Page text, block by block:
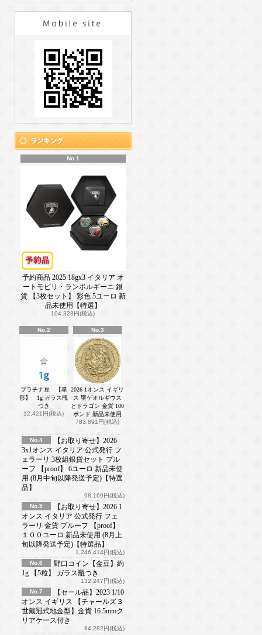
No.1
予約商品 2025 18gx3 イタリア オ
ートモビリ・ランボルギーニ 銀
貨 【3枚セット】 彩色 5ユーロ 新
品未使用【特選】
104,328円(税込)
No.2
プラチナ豆 【星
形】 1g ガラス瓶
つき
12,421円(税込)
No.3
2026 1オンス イギリ
ス 聖ゲオルギウス
とドラゴン 金貨 100
ポンド 新品未使用
783,891円(税込)
No.4
【お取り寄せ】2026
3x1オンス イタリア 公式発行 フ
ェラーリ 3枚組銀貨セット プル
ーフ 【proof】 6ユーロ 新品未使
用 (8月中旬以降発送予定)【特選
品】
98,169円(税込)
No.5
【お取り寄せ】2026 1
オンス イタリア 公式発行 フェ
ラーリ 金貨 プルーフ 【proof】
１００ユーロ 新品未使用 (8月上
旬以降発送予定)【特選品】
1,246,414円(税込)
No.6
野口コイン【金豆】約
1g 【5粒】 ガラス瓶つき
132,247円(税込)
No.7
【セール品】2023 1/10
オンス イギリス 【チャールズ３
世戴冠式地金型】金貨 16.5mmク
リアケース付き
84,282円(税込)